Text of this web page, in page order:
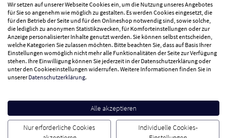
Vertrag widerrufen
Zahlungsarten
Wir versenden mit
Service Hotline
Besuchen Sie uns
Wir setzen auf unserer Webseite Cookies ein, um die Nutzung unseres Angebotes
für Sie so angenehm wie möglich zu gestalten. Es werden Cookies eingesetzt, die
für den Betrieb der Seite und für den Onlineshop notwendig sind, sowie solche,
die lediglich zu anonymen Statistikzwecken, für Komforteinstellungen oder zur
Anzeige personalisierter Inhalte genutzt werden. Sie können selbst entscheiden,
welche Kategorien Sie zulassen möchten. Bitte beachten Sie, dass auf Basis Ihrer
Einstellungen womöglich nicht mehr alle Funktionalitäten der Seite zur Verfügung
stehen. Ihre Einwilligung können Sie jederzeit in der Datenschutzerklärung oder
unter den Cookieeinstellungen widerrufen. Weitere Informationen finden Sie in
unsererDatenschutzerklärung.
Alle akzeptieren
Nur erforderliche Cookies
Individuelle Cookies-